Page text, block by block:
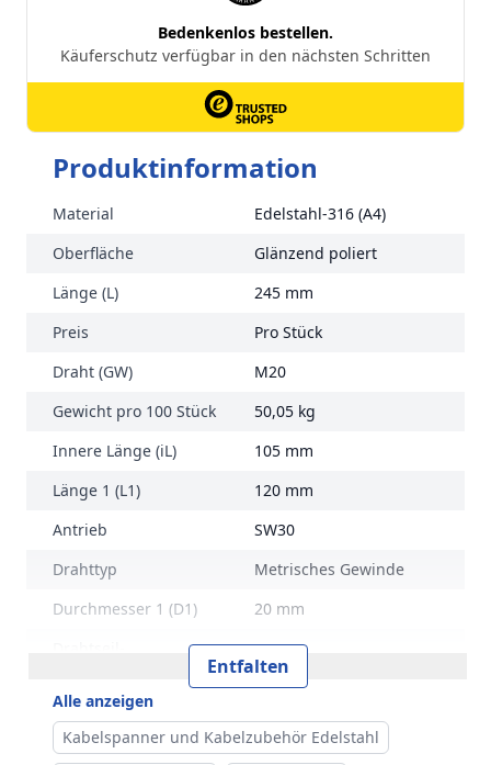
Produktinformation
Material
Edelstahl-316 (A4)
Oberfläche
Glänzend poliert
Länge (L)
245 mm
Preis
Pro Stück
Draht (GW)
M20
Gewicht pro 100 Stück
50,05 kg
Innere Länge (iL)
105 mm
Länge 1 (L1)
120 mm
Antrieb
SW30
Drahttyp
Metrisches Gewinde
Durchmesser 1 (D1)
20 mm
12 mm
Marke
Entfalten
Alle anzeigen
Kabelspanner und Kabelzubehör Edelstahl